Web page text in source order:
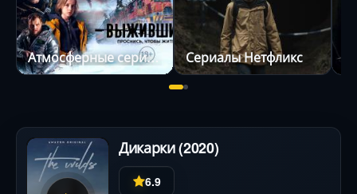
Атмосферные сериалы Сериалы Нетфликс
Дикарки (2020)
6.9